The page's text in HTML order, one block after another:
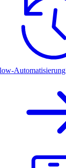
Automatisierung